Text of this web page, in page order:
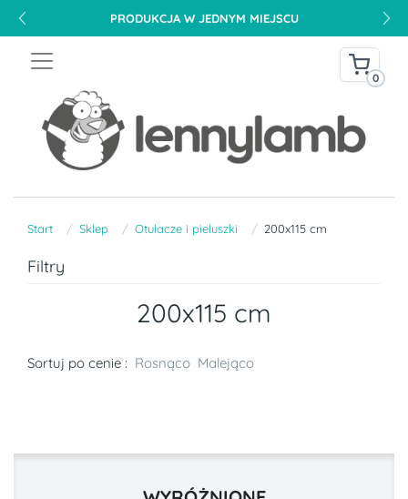
PRODUKCJA W JEDNYM MIEJSCU
0
Start Sklep Otulacze i pieluszki 200x115 cm
Filtry
200x115 cm
Sortuj po cenie : Rosnąco Malejąco